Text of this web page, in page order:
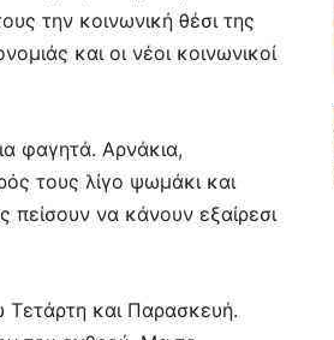
την κοινωνική θέσι της
και οι νέοι κοινωνικοί
φαγητά. Αρνάκια,
τους λίγο ψωμάκι και
πείσουν να κάνουν εξαίρεσι
και Παρασκευή.